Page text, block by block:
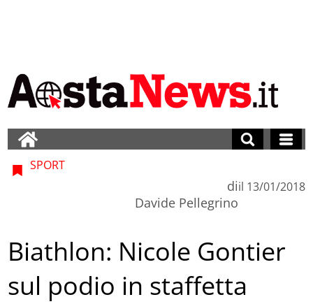
SPORT
di
Davide Pellegrino
il 13/01/2018
Biathlon: Nicole Gontier
sul podio in staffetta